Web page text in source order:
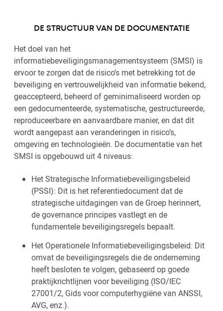
DE STRUCTUUR VAN DE DOCUMENTATIE
Het doel van het
informatiebeveiligingsmanagementsysteem (SMSI) is
ervoor te zorgen dat de risico’s met betrekking tot de
beveiliging en vertrouwelijkheid van informatie bekend,
geaccepteerd, beheerd of geminimaliseerd worden op
een gedocumenteerde, systematische, gestructureerde,
reproduceerbare en aanvaardbare manier, en dat dit
wordt aangepast aan veranderingen in risico’s,
omgeving en technologieën. De documentatie van het
SMSI is opgebouwd uit 4 niveaus:
Het Strategische Informatiebeveiligingsbeleid
(PSSI): Dit is het referentiedocument dat de
strategische uitdagingen van de Groep herinnert,
de governance principes vastlegt en de
fundamentele beveiligingsregels bepaalt.
Het Operationele Informatiebeveiligingsbeleid: Dit
omvat de beveiligingsregels die de onderneming
heeft besloten te volgen, gebaseerd op goede
praktijkrichtlijnen voor beveiliging (ISO/IEC
27001/2, Gids voor computerhygiëne van ANSSI,
AVG, enz.).